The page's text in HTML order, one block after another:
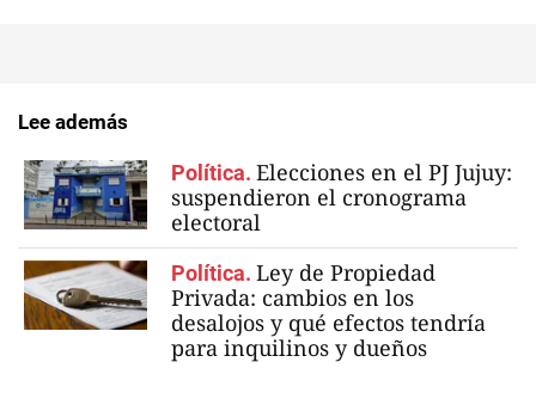
Lee además
Política. Elecciones en el PJ Jujuy:
suspendieron el cronograma
electoral
Política. Ley de Propiedad
Privada: cambios en los
desalojos y qué efectos tendría
para inquilinos y dueños